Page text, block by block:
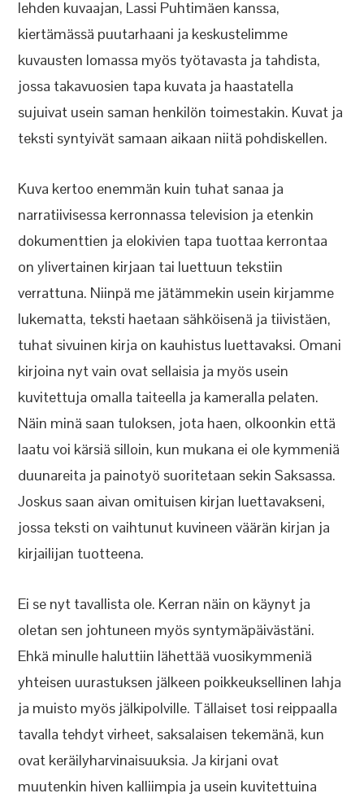
lehden kuvaajan, Lassi Puhtimäen kanssa,
kiertämässä puutarhaani ja keskustelimme
kuvausten lomassa myös työtavasta ja tahdista,
jossa takavuosien tapa kuvata ja haastatella
sujuivat usein saman henkilön toimestakin. Kuvat ja
teksti syntyivät samaan aikaan niitä pohdiskellen.
Kuva kertoo enemmän kuin tuhat sanaa ja
narratiivisessa kerronnassa television ja etenkin
dokumenttien ja elokivien tapa tuottaa kerrontaa
on ylivertainen kirjaan tai luettuun tekstiin
verrattuna. Niinpä me jätämmekin usein kirjamme
lukematta, teksti haetaan sähköisenä ja tiivistäen,
tuhat sivuinen kirja on kauhistus luettavaksi. Omani
kirjoina nyt vain ovat sellaisia ja myös usein
kuvitettuja omalla taiteella ja kameralla pelaten.
Näin minä saan tuloksen, jota haen, olkoonkin että
laatu voi kärsiä silloin, kun mukana ei ole kymmeniä
duunareita ja painotyö suoritetaan sekin Saksassa.
Joskus saan aivan omituisen kirjan luettavakseni,
jossa teksti on vaihtunut kuvineen väärän kirjan ja
kirjailijan tuotteena.
Ei se nyt tavallista ole. Kerran näin on käynyt ja
oletan sen johtuneen myös syntymäpäivästäni.
Ehkä minulle haluttiin lähettää vuosikymmeniä
yhteisen uurastuksen jälkeen poikkeuksellinen lahja
ja muisto myös jälkipolville. Tällaiset tosi reippaalla
tavalla tehdyt virheet, saksalaisen tekemänä, kun
ovat keräilyharvinaisuuksia. Ja kirjani ovat
muutenkin hiven kalliimpia ja usein kuvitettuina